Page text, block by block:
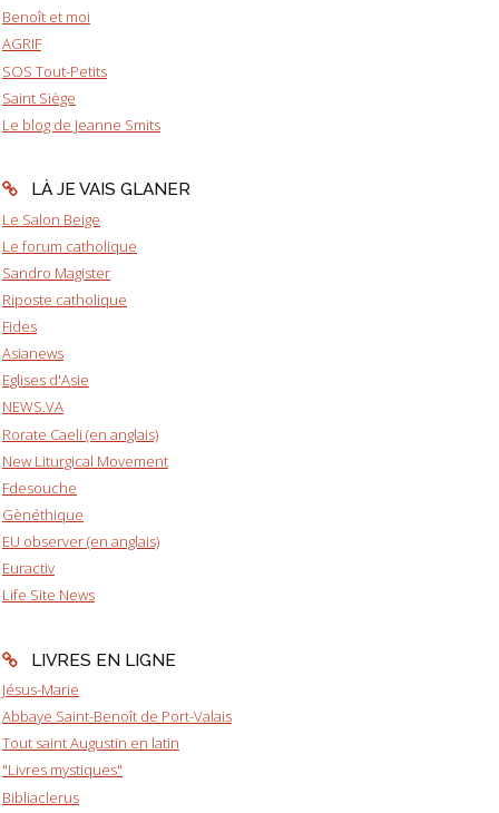
Benoît et moi
AGRIF
SOS Tout-Petits
Saint Siège
Le blog de Jeanne Smits
LÀ JE VAIS GLANER
Le Salon Beige
Le forum catholique
Sandro Magister
Riposte catholique
Fides
Asianews
Eglises d'Asie
NEWS.VA
Rorate Caeli (en anglais)
New Liturgical Movement
Fdesouche
Gènéthique
EU observer (en anglais)
Euractiv
Life Site News
LIVRES EN LIGNE
Jésus-Marie
Abbaye Saint-Benoît de Port-Valais
Tout saint Augustin en latin
"Livres mystiques"
Bibliaclerus